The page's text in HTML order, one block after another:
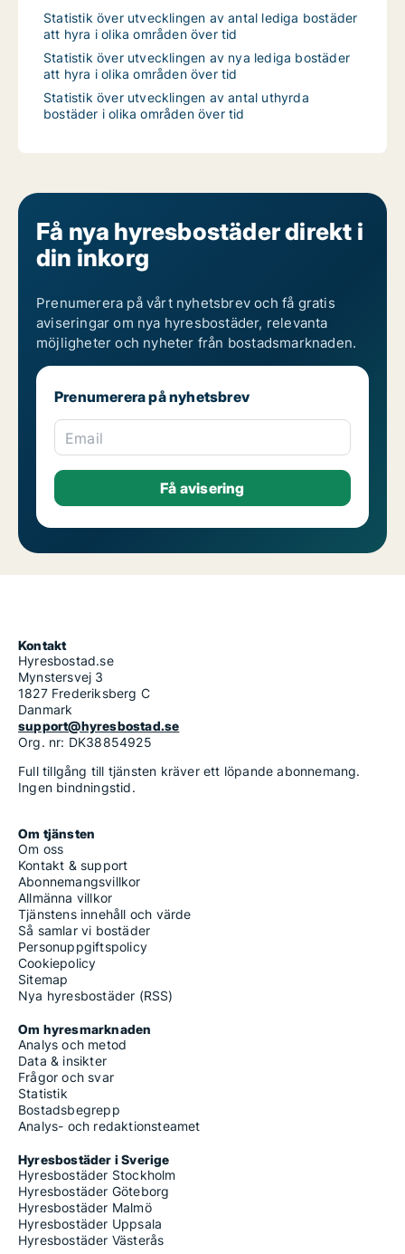
Statistik över utvecklingen av antal lediga bostäder
att hyra i olika områden över tid
Statistik över utvecklingen av nya lediga bostäder
att hyra i olika områden över tid
Statistik över utvecklingen av antal uthyrda
bostäder i olika områden över tid
Få nya hyresbostäder direkt i
din inkorg
Prenumerera på vårt nyhetsbrev och få gratis
aviseringar om nya hyresbostäder, relevanta
möjligheter och nyheter från bostadsmarknaden.
Prenumerera på nyhetsbrev
Email
Kontakt
Hyresbostad.se
Mynstersvej 3
1827 Frederiksberg C
Danmark
support@hyresbostad.se
Org. nr: DK38854925
Full tillgång till tjänsten kräver ett löpande abonnemang.
Ingen bindningstid.
Om tjänsten
Om oss
Kontakt & support
Abonnemangsvillkor
Allmänna villkor
Tjänstens innehåll och värde
Så samlar vi bostäder
Personuppgiftspolicy
Cookiepolicy
Sitemap
Nya hyresbostäder (RSS)
Om hyresmarknaden
Analys och metod
Data & insikter
Frågor och svar
Statistik
Bostadsbegrepp
Analys- och redaktionsteamet
Hyresbostäder i Sverige
Hyresbostäder Stockholm
Hyresbostäder Göteborg
Hyresbostäder Malmö
Hyresbostäder Uppsala
Hyresbostäder Västerås